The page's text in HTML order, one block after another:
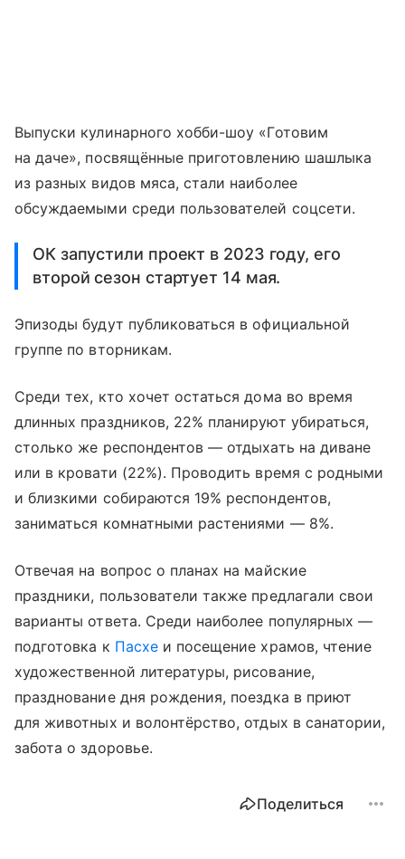
Выпуски кулинарного хобби-шоу «Готовим
на даче», посвящённые приготовлению шашлыка
из разных видов мяса, стали наиболее
обсуждаемыми среди пользователей соцсети.
ОК запустили проект в 2023 году, его
второй сезон стартует 14 мая.
Эпизоды будут публиковаться в официальной
группе по вторникам.
Среди тех, кто хочет остаться дома во время
длинных праздников, 22% планируют убираться,
столько же респондентов — отдыхать на диване
или в кровати (22%). Проводить время с родными
и близкими собираются 19% респондентов,
заниматься комнатными растениями — 8%.
Отвечая на вопрос о планах на майские
праздники, пользователи также предлагали свои
варианты ответа. Среди наиболее популярных —
подготовка к Пасхеи посещение храмов, чтение
художественной литературы, рисование,
празднование дня рождения, поездка в приют
для животных и волонтёрство, отдых в санатории,
забота о здоровье.
Поделиться